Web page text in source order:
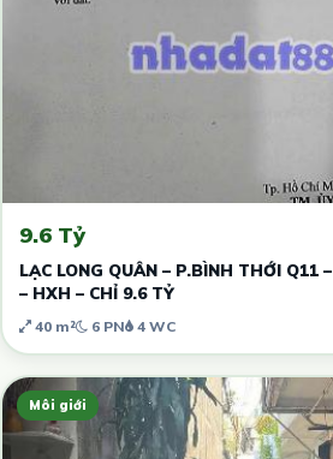
9.6 Tỷ
LẠC LONG QUÂN – P.BÌNH THỚI Q11
– HXH – CHỈ 9.6 TỶ
40 m² 6 PN 4 WC
Môi giới